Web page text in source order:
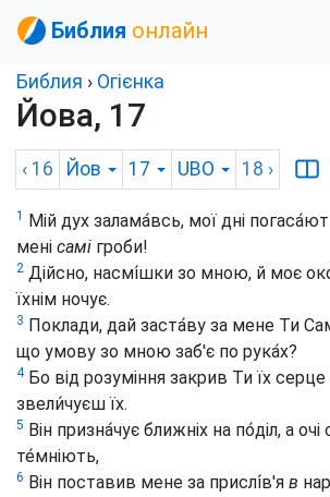
Библия онлайн
Библия › Огієнка
Йова, 17
‹ 16 Йов 17 UBO 18 ›
1 Мій дух залама́всь, мої дні
мені самі гроби!
2 Дійсно, насмі́шки зо мною, й моє око
їхнім ночує.
3 Поклади, дай заста́ву за мене Ти
що умову зо мною заб'є по рука́х?
4Бо від розуміння закрив Ти їх
звели́чуєш їх.
5 Він призна́чує ближніх на по́діл, а очі
те́мніють,
6 Він поставив мене за прислі́в'я в